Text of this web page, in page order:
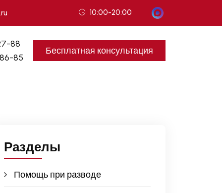
10:00-20:00
88
85
Бесплатная консультация
Разделы
Помощь при разводе